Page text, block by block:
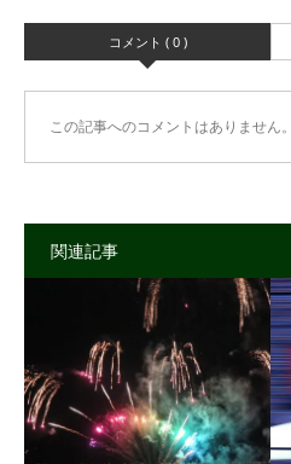
コメント ( 0 )
この記事へのコメントはありません。
関連記事